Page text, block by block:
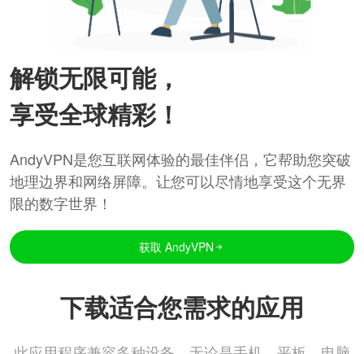
解锁无限可能，
享受全球精彩！
AndyVPN是您互联网体验的最佳伴侣，它帮助您突破
地理边界和网络屏障。让您可以尽情地享受这个无界
限的数字世界！
获取 AndyVPN
下载适合您需求的应用